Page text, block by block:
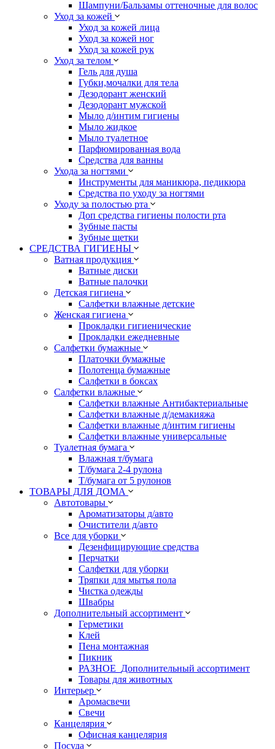
Шампуни/Бальзамы оттеночные для волос
Уход за кожей
Уход за кожей лица
Уход за кожей ног
Уход за кожей рук
Уход за телом
Гель для душа
Губки,мочалки для тела
Дезодорант женский
Дезодорант мужской
Мыло д/интим гигиены
Мыло жидкое
Мыло туалетное
Парфюмированная вода
Средства для ванны
Ухода за ногтями
Инструменты для маникюра, педикюра
Средства по уходу за ногтями
Уходу за полостью рта
Доп средства гигиены полости рта
Зубные пасты
Зубные щетки
СРЕДСТВА ГИГИЕНЫ
Ватная продукция
Ватные диски
Ватные палочки
Детская гигиена
Салфетки влажные детские
Женская гигиена
Прокладки гигиенические
Прокладки ежедневные
Салфетки бумажные
Платочки бумажные
Полотенца бумажные
Салфетки в боксах
Салфетки влажные
Салфетки влажные Антибактериальные
Салфетки влажные д/демакияжа
Салфетки влажные д/интим гигиены
Салфетки влажные универсальные
Туалетная бумага
Влажная т/бумага
Т/бумага 2-4 рулона
Т/бумага от 5 рулонов
ТОВАРЫ ДЛЯ ДОМА
Автотовары
Ароматизаторы д/авто
Очистители д/авто
Все для уборки
Дезенфицирующие средства
Перчатки
Салфетки для уборки
Тряпки для мытья пола
Чистка одежды
Швабры
Дополнительный ассортимент
Герметики
Клей
Пена монтажная
Пикник
РАЗНОЕ_Дополнительный ассортимент
Товары для животных
Интерьер
Аромасвечи
Свечи
Канцелярия
Офисная канцелярия
Посуда